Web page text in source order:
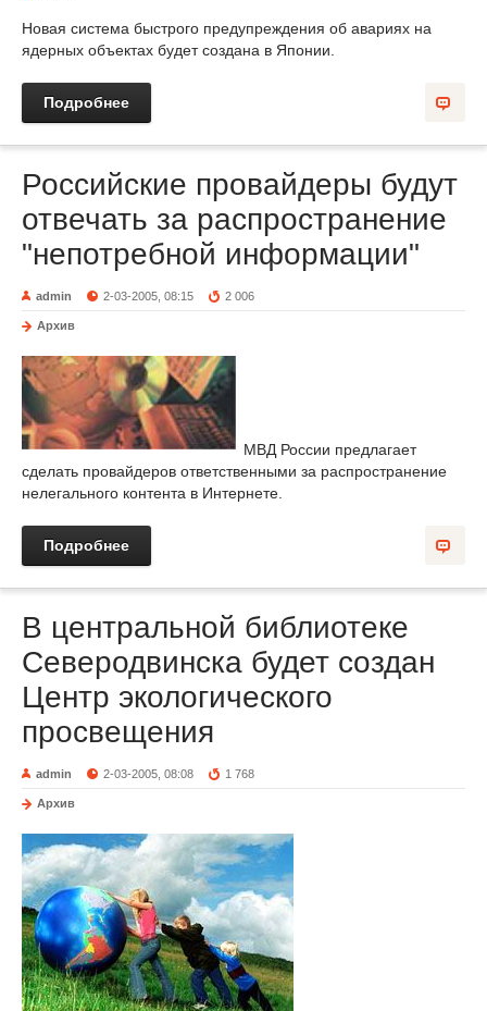
Новая система быстрого предупреждения об авариях на
ядерных объектах будет создана в Японии.
Подробнее
Российские провайдеры будут
отвечать за распространение
"непотребной информации"
admin 2-03-2005, 08:15 2 006
Архив
МВД России предлагает
сделать провайдеров ответственными за распространение
нелегального контента в Интернете.
Подробнее
В центральной библиотеке
Северодвинска будет создан
Центр экологического
просвещения
admin 2-03-2005, 08:08 1 768
Архив